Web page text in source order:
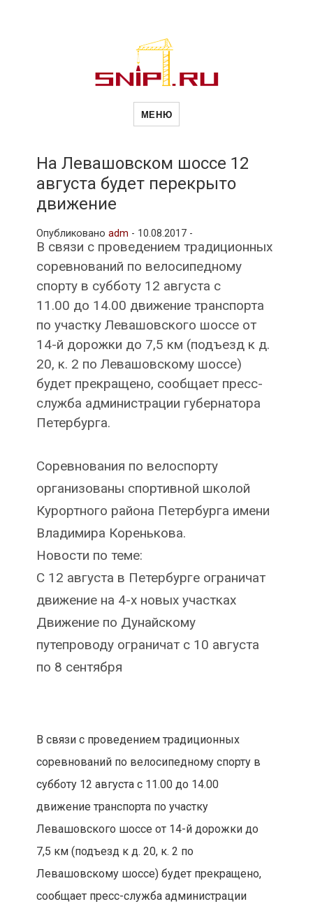
Новости
другие связанные со стройкой
рубрики
МЕНЮ
На Левашовском шоссе 12
августа будет перекрыто
движение
Опубликовано adm - 10.08.2017 -
В связи с проведением традиционных
соревнований по велосипедному
спорту в субботу 12 августа с
11.00 до 14.00 движение транспорта
по участку Левашовского шоссе от
14-й дорожки до 7,5 км (подъезд к д.
20, к. 2 по Левашовскому шоссе)
будет прекращено, сообщает пресс-
служба администрации губернатора
Петербурга.
Соревнования по велоспорту
организованы спортивной школой
Курортного района Петербурга имени
Владимира Коренькова.
Новости по теме:
С 12 августа в Петербурге ограничат
движение на 4-х новых участках
Движение по Дунайскому
путепроводу ограничат с 10 августа
по 8 сентября
В связи с проведением традиционных
соревнований по велосипедному спорту в
субботу 12 августа с 11.00 до 14.00
движение транспорта по участку
Левашовского шоссе от 14-й дорожки до
7,5 км (подъезд к д. 20, к. 2 по
Левашовскому шоссе) будет прекращено,
сообщает пресс-служба администрации